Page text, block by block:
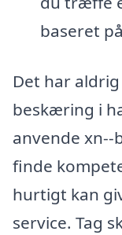
baseret
Det har
beskæring i
anvende xn--
finde
hurtigt kan
service. Tag